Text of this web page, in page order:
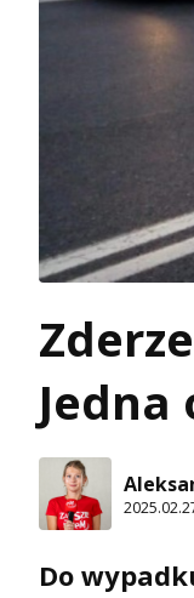
Jedna
Do